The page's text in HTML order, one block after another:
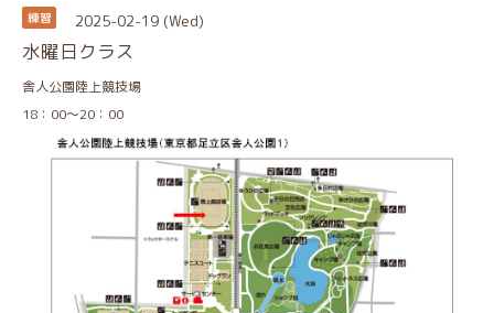
練習 2025-02-19 (Wed)
水曜日クラス
舎人公園陸上競技場
18：00～20：00